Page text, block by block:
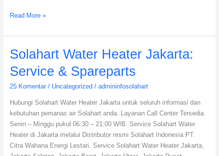
Read More »
Solahart Water Heater Jakarta:
Service & Spareparts
25 Komentar / Uncategorized / admininfosolahart
Hubungi Solahart Water Heater Jakarta untuk seluruh informasi dan
kebutuhan pemanas air Solahart anda. Layanan Call Center Tersedia
Senin – Minggu pukul 06:30 – 21:00 WIB. Service Solahart Water
Heater di Jakarta melalui Distributor resmi Solahart Indonesia PT.
Citra Wahana Energi Lestari. Service Solahart Water Heater Jakarta,
Solahart
Water
Heater
Jakarta:
&
Spareparts